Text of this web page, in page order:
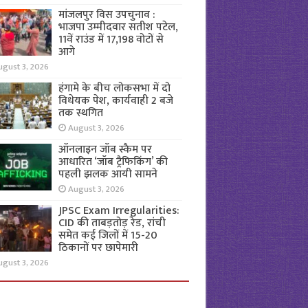
मांजलपुर विस उपचुनाव :
भाजपा उम्मीदवार सतीश पटेल,
11वें राउंड में 17,198 वोटों से
आगे
3, 2026
हंगामे के बीच लोकसभा में दो
विधेयक पेश, कार्यवाही 2 बजे
तक स्थगित
August 3, 2026
ऑनलाइन जॉब स्कैम पर
आधारित ‘जॉब ट्रैफिकिंग’ की
पहली झलक आयी सामने
August 3, 2026
JPSC Exam Irregularities:
CID की ताबड़तोड़ रेड, रांची
समेत कई जिलों में 15-20
ठिकानों पर छापेमारी
3, 2026